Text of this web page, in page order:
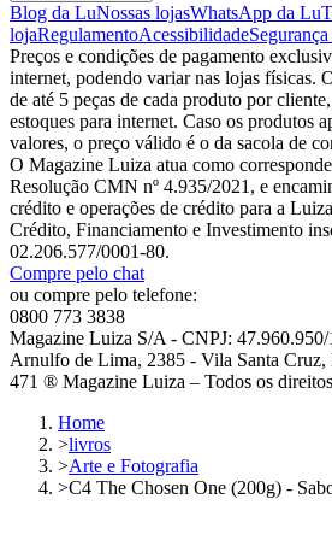
Blog da LuNossas lojasWhatsApp da Lu
lojaRegulamentoAcessibilidade
Preços e condições de pagamento
internet, podendo variar nas lojas físicas.
de até 5 peças de cada produto por
estoques para internet. Caso os produtos
valores, o preço válido é o da sacola de
O Magazine Luiza atua como
Resolução CMN nº 4.935/2021, e
crédito e operações de crédito para a
Crédito, Financiamento e Investimento
02.206.577/0001-80.
Compre pelo chat
ou compre pelo telefone:
0800 773 3838
Magazine Luiza S/A - CNPJ:
Arnulfo de Lima, 2385 - Vila Santa Cruz,
471 ® Magazine Luiza – Todos os
Home
>livros
>Arte e Fotografia
>C4 The Chosen One (200g) -